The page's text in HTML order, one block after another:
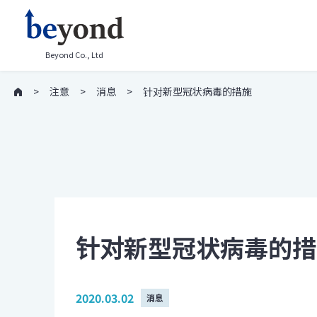
Beyond Co., Ltd
注意 消息 针对新型冠状病毒的措施
针对新型冠状病毒的
2020.03.02 消息